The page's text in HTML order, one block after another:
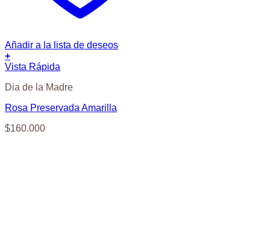
Añadir a la lista de deseos
+
Vista Rápida
Dia de la Madre
Rosa Preservada Amarilla
$160.000